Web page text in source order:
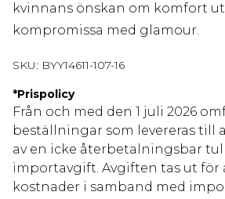
kvinnans önskan om komfort
kompromissa med glamour.
SKU: BYY14611-107-16
*Prispolicy
Från och med den 1 juli 2026
beställningar som levereras till
av en icke återbetalningsbar
importavgift. Avgiften tas ut för
kostnader i samband med